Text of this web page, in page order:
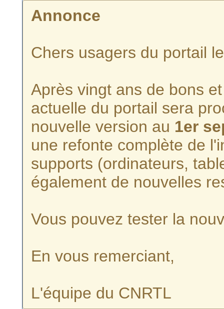
Annonce
Chers usagers du portail
Après vingt ans de bons
actuelle du portail sera
nouvelle version au 1er
une refonte complète de
supports (ordinateurs,
également de nouvelles
Vous pouvez tester la
En vous remerciant,
L'équipe du CNRTL